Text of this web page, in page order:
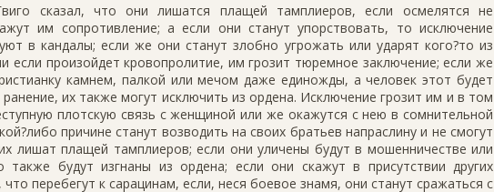
сказал, что они лишатся плащей тамплиеров, если осмелятся не
им сопротивление; а если они станут упорствовать, то исключение
в кандалы; если же они станут злобно угрожать или ударят кого?то из
если произойдет кровопролитие, им грозит тюремное заключение; если же
камнем, палкой или мечом даже единожды, а человек этот будет
их также могут исключить из ордена. Исключение грозит им и в том
плотскую связь с женщиной или же окажутся с нею в сомнительной
причине станут возводить на своих братьев напраслину и не смогут
лишат плащей тамплиеров; если они уличены будут в мошенничестве или
также будут изгнаны из ордена; если они скажут в присутствии других
перебегут к сарацинам, если, неся боевое знамя, они станут сражаться с